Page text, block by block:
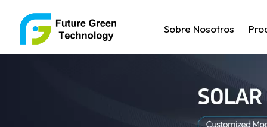
Sobre Nosotros